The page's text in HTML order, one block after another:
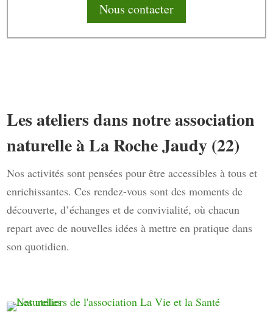
Nous contacter
Les ateliers dans notre association
naturelle à La Roche Jaudy (22)
Nos activités sont pensées pour être accessibles à tous et
enrichissantes. Ces rendez-vous sont des moments de
découverte, d’échanges et de convivialité, où chacun
repart avec de nouvelles idées à mettre en pratique dans
son quotidien.